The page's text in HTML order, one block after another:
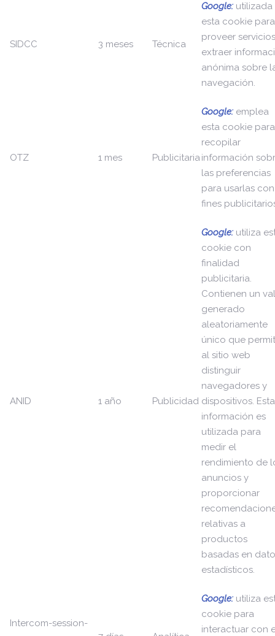
SIDCC 3 meses Técnica
Google: utilizada
esta cookie para
proveer
extraer
anónima sobre
navegación.
OTZ 1 mes Publicitaria
Google: emplea
esta cookie para
recopilar
información
las preferencias
para usarlas con
fines
ANID 1 año Publicidad
Google: utiliza
cookie con
finalidad
publicitaria.
Contienen un
generado
aleatoriamente
único que
al sitio web
distinguir
navegadores y
dispositivos. Esta
información es
utilizada para
medir el
rendimiento de
anuncios y
proporcionar
relativas a
productos
basadas en
estadísticos.
Intercom-session-
Google: utiliza
cookie para
interactuar con